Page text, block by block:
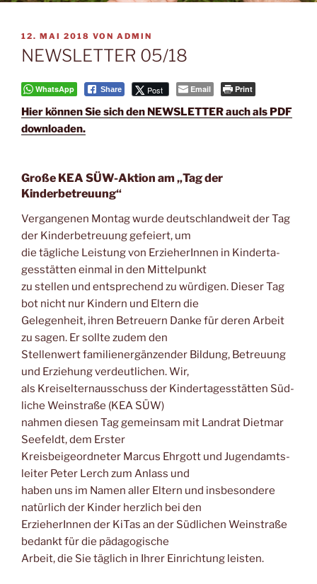
VERÖFFENTLICHT
AM
12. MAI 2018 VON ADMIN
NEWSLETTER 05/18
WhatsApp Share Post Email Print
Hier kön­nen Sie sich den NEWSLETTER auch als PDF
downloaden.
Große KEA SÜW-Aktion am „Tag der
Kinderbetreuung“
Ver­gan­ge­nen Mon­tag wur­de deutsch­land­weit der Tag
der Kin­der­be­treu­ung gefei­ert, um
die täg­li­che Leis­tung von Erzie­he­rIn­nen in Kin­der­ta­
ges­stät­ten ein­mal in den Mit­tel­punkt
zu stel­len und ent­spre­chend zu wür­di­gen. Die­ser Tag
bot nicht nur Kin­dern und Eltern die
Gele­gen­heit, ihren Betreu­ern Dan­ke für deren Arbeit
zu sagen. Er soll­te zudem den
Stel­len­wert fami­li­en­er­gän­zen­der Bil­dung, Betreu­ung
und Erzie­hung ver­deut­li­chen. Wir,
als Kreis­eltern­aus­schuss der Kin­der­ta­ges­stät­ten Süd­
li­che Wein­stra­ße (KEA SÜW)
nah­men die­sen Tag gemein­sam mit Land­rat Diet­mar
See­feldt, dem Ers­ter
Kreis­bei­geord­ne­ter Mar­cus Ehr­gott und Jugend­amts­
lei­ter Peter Lerch zum Anlass und
haben uns im Namen aller Eltern und ins­be­son­de­re
natür­lich der Kin­der herz­lich bei den
Erzie­he­rIn­nen der KiTas an der Süd­li­chen Wein­stra­ße
bedankt für die päd­ago­gi­sche
Arbeit, die Sie täg­lich in Ihrer Ein­rich­tung leisten.